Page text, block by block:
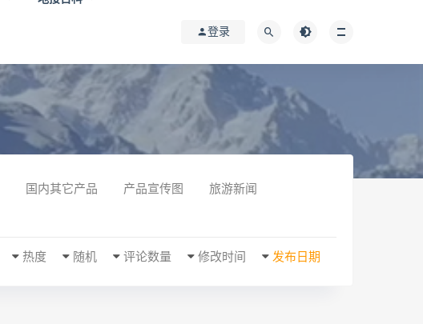
登录
国内其它产品 产品宣传图 旅游新闻
发布日期
修改时间
评论数量
随机
热度